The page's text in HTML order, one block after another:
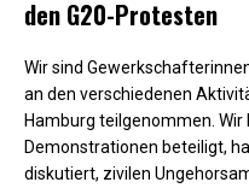
den G20-Protesten
Wir sind
an den verschiedenen
Hamburg teilge­nommen. Wir
Demonstrationen beteiligt,
diskutiert, zivilen